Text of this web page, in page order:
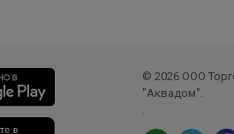
© 2026 ООО
"Аквадом".
.